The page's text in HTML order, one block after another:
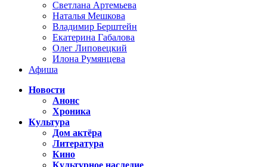
Светлана Артемьева
Наталья Мешкова
Владимир Берштейн
Екатерина Габалова
Олег Липовецкий
Илона Румянцева
Афиша
Новости
Анонс
Хроника
Культура
Дом актёра
Литература
Кино